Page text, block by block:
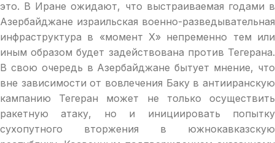
это. В Иране ожидают, что выстраиваемая годами в
Азербайджане израильская военно-разведывательная
инфраструктура в «момент Х» непременно тем или
иным образом будет задействована против Тегерана.
В свою очередь в Азербайджане бытует мнение, что
вне зависимости от вовлечения Баку в антииранскую
кампанию Тегеран может не только осуществить
ракетную атаку, но и инициировать попытку
сухопутного вторжения в южнокавказскую